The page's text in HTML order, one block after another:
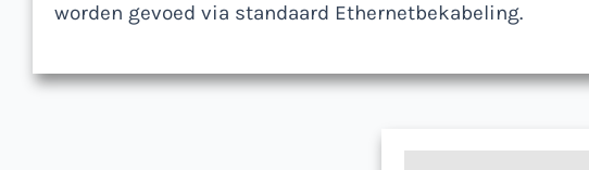
worden gevoed via standaard Ethernetbekabeling.